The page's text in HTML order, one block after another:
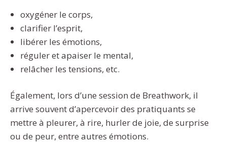
oxygéner le corps,
clarifier l’esprit,
libérer les émotions,
réguler et apaiser le mental,
relâcher les tensions, etc.
Également, lors d’une session de Breathwork, il
arrive souvent d’apercevoir des pratiquants se
mettre à pleurer, à rire, hurler de joie, de surprise
ou de peur, entre autres émotions.